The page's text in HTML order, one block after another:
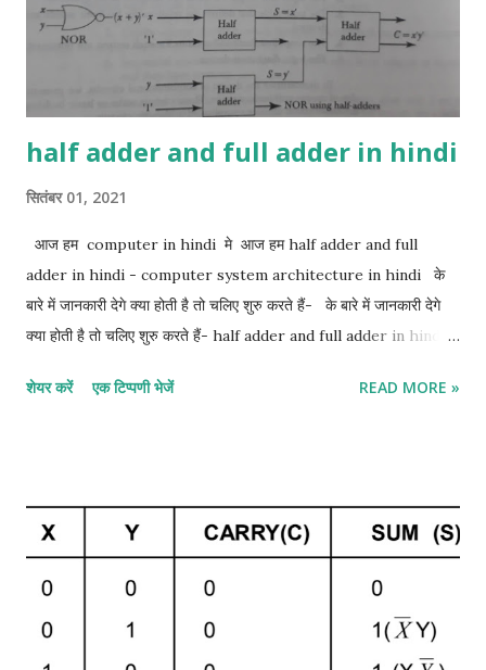
half adder and full adder in hindi
सितंबर 01, 2021
आज हम computer in hindi मे आज हम half adder and full
adder in hindi - computer system architecture in hindi के
बारे में जानकारी देगे क्या होती है तो चलिए शुरु करते हैं- के बारे में जानकारी देगे
क्या होती है तो चलिए शुरु करते हैं- half adder and full adder in hindi:-
hindi:- half adder सबसे basic digital arithmetic circuit 2
Specified करना आवश्यक है क्योंकि 1 + 1 का योग बाइनरी 10 है, जिसमें दो अंक
हैं। हम दो इनपुट वेरिएबल्स के लिए x और y और दो आउटपुट वेरिएबल के लिए S
कि दोनों इनपुट 1 न हों। S आउटपुट योग के कम से कम महत्वपूर्ण बिट ...
शेयर करें एक टिप्पणी भेजें READ MORE »